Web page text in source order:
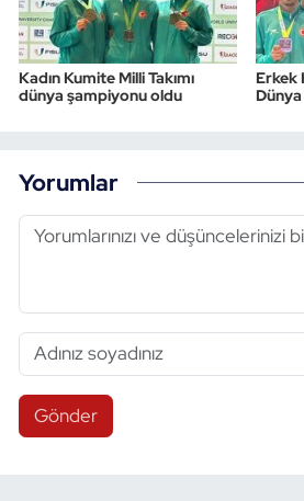
Kadın Kumite Milli Takımı
dünya şampiyonu oldu
Erkek
Yorumlar
Gönder